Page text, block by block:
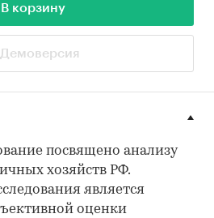
В корзину
Демоверсия
посвящено анализу
хозяйств РФ.
является
оценки